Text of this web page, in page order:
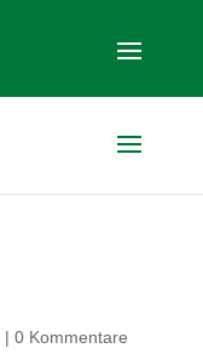
| 0 Kommentare